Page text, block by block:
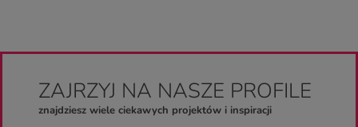
ZAJRZYJ NA NASZE PROFILE
znajdziesz wiele ciekawych projektów i inspiracji